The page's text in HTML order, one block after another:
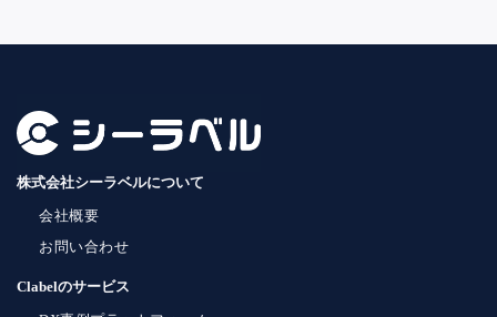
株式会社シーラベルについて
会社概要
お問い合わせ
Clabelのサービス